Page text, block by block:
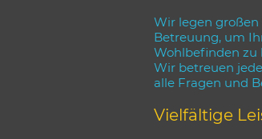
Wir legen
Betreuung, um
Wohlbefinden zu
Wir betreuen
alle Fragen und
Vielfältige